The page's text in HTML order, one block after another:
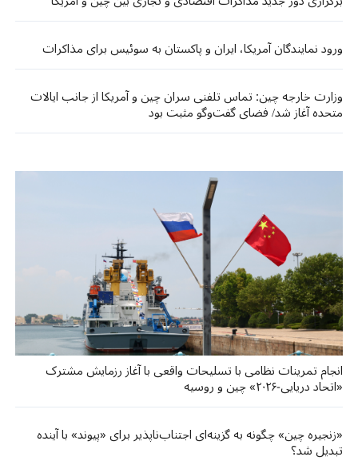
ورود نمایندگان آمریکا، ایران و پاکستان به سوئیس برای مذاکرات
وزارت خارجه چین: تماس تلفنی سران چین و آمریکا از جانب ایالات
متحده آغاز شد/ فضای گفت‌وگو مثبت بود
انجام تمرینات نظامی با تسلیحات واقعی با آغاز رزمایش مشترک
«اتحاد دریایی-۲۰۲۶» چین و روسیه
«زنجیره چین» چگونه به گزینه‌ای اجتناب‌ناپذیر برای «پیوند» با آینده
تبدیل شد؟